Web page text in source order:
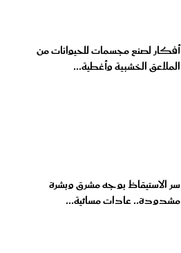
أفكار لصنع مجسمات للحيوانات من
الملاعق الخشبية وأغطية...
سر الاستيقاظ بوجه مشرق وبشرة
مشدودة.. عادات مسائية...